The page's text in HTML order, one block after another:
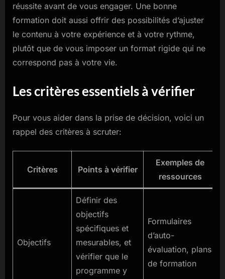
réussite avant de vous engager. Une bonne
formation doit aussi offrir des possibilités d’ajuster
le contenu à votre expérience et à votre rythme,
plutôt que de vous imposer un format rigide qui ne
correspond pas à votre vie.
Les critères essentiels à vérifier
Pour vous aider dans la prise de décision, voici un
rappel des critères à scruter:
Critères Points à vérifier
Exemples de
ressources
Objectifs
Définir des
objectifs
spécifiques et
mesurables, et
vérifier que le
programme y
Formulaires
d’auto-
évaluation, plans
de formation